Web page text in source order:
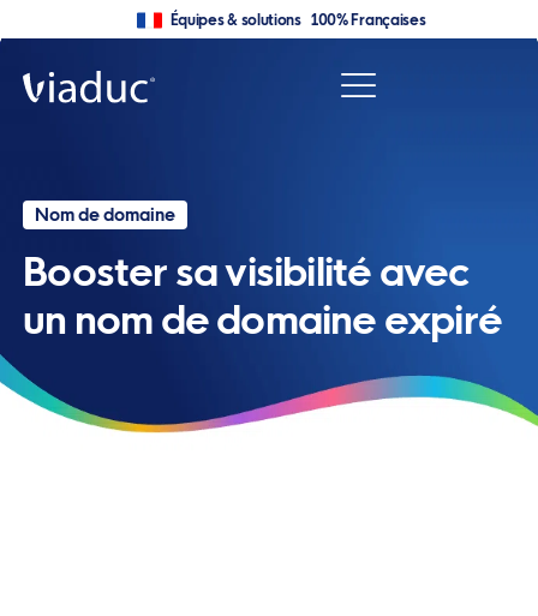
Équipes & solutions 100% Françaises
Nom de domaine
Booster sa visibilité avec
un nom de domaine expiré